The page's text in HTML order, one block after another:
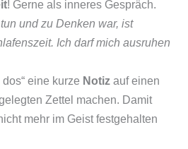
! Gerne als inneres Gespräch.
und zu Denken war, ist
Ich darf mich ausruhen
eine kurze Notiz auf einen
Zettel machen. Damit
mehr im Geist festgehalten